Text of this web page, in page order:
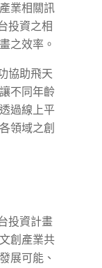
業相關訊
投資之相
之效率。
協助飛天
不同年齡
過線上平
領域之創
投資計畫
創產業共
展可能、